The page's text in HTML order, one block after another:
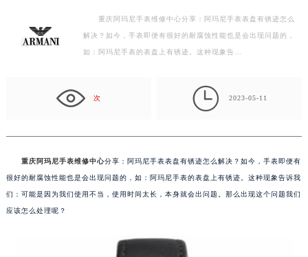
重庆阿玛尼手表维修中心分享：阿玛尼手表表盘有锈迹怎么
解决？如今，手表即便有很好的耐腐蚀性能也是会出现问题的，
如：阿玛尼手表的表盘上有锈迹。这种现象告…
次  2023-05-11
重庆阿玛尼手表维修中心分享：阿玛尼手表表盘有锈迹怎么解决？如今，手表即便有
很好的耐腐蚀性能也是会出现问题的，如：阿玛尼手表的表盘上有锈迹。这种现象告诉我
们：可能是因为我们使用不当，使用时间太长，本身就会出问题。那么出现这个问题我们
应该怎么处理呢？